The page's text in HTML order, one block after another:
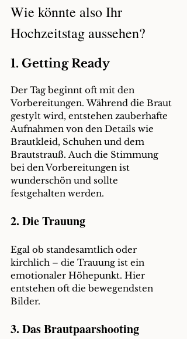
Wie könnte also Ihr
Hochzeitstag aussehen?
1. Getting Ready
Der Tag beginnt oft mit den
Vorbereitungen. Während die Braut
gestylt wird, entstehen zauberhafte
Aufnahmen von den Details wie
Brautkleid, Schuhen und dem
Brautstrauß. Auch die Stimmung
bei den Vorbereitungen ist
wunderschön und sollte
festgehalten werden.
2. Die Trauung
Egal ob standesamtlich oder
kirchlich – die Trauung ist ein
emotionaler Höhepunkt. Hier
entstehen oft die bewegendsten
Bilder.
3. Das Brautpaarshooting